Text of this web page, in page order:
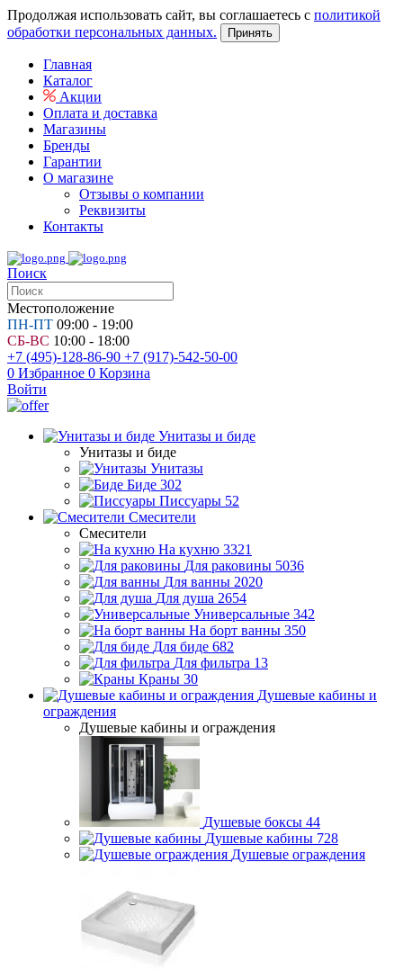
Продолжая использовать сайт, вы соглашаетесь с политикой
обработки персональных данных.
Принять
Главная
Каталог
Акции
Оплата и доставка
Магазины
Бренды
Гарантии
О магазине
Отзывы о компании
Реквизиты
Контакты
Поиск
Местоположение
ПН-ПТ 09:00 - 19:00
СБ-ВС 10:00 - 18:00
+7 (495)-128-86-90 +7 (917)-542-50-00
0 Избранное 0 Корзина
Войти
Унитазы и биде
Унитазы и биде
Унитазы
Биде 302
Писсуары 52
Смесители
Смесители
На кухню 3321
Для раковины 5036
Для ванны 2020
Для душа 2654
Универсальные 342
На борт ванны 350
Для биде 682
Для фильтра 13
Краны 30
Душевые кабины и
ограждения
Душевые кабины и ограждения
Душевые боксы 44
Душевые кабины 728
Душевые ограждения